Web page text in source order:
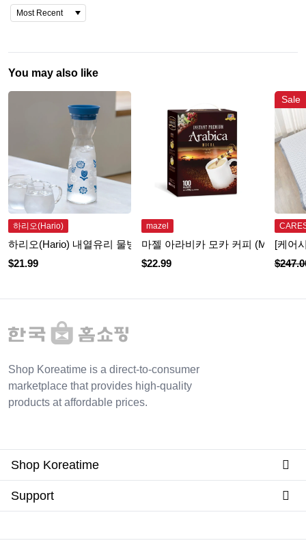
You may also like
하리오(Hario)
하리오(Hario) 내열유리 물병 1.0L - 블루
$21.99
mazel
마젤 아라비카 모카 커피 (Mazel
$22.99
Sale
[케어
$
Shop Koreatime is a direct-to-consumer
marketplace that provides high-quality
products at affordable prices.
Shop Koreatime
Support